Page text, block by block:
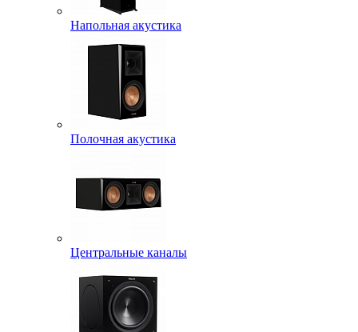
Напольная акустика
Полочная акустика
Центральные каналы